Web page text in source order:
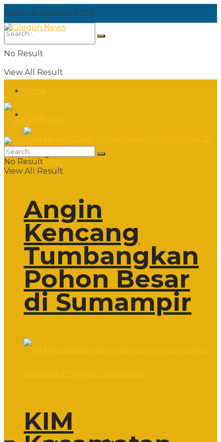
Sabtu, 8 Agustus 2026
No Result
View All Result
Angin
Kencang
Tumbangkan
Pohon Besar
di Sumampir
KIM
Sabtu, 8 Agustus 2026
No Result
View All Result